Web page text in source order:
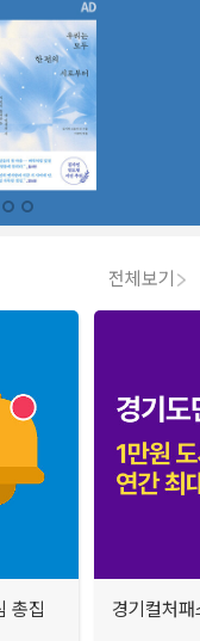
전체보기
총집
경기컬처